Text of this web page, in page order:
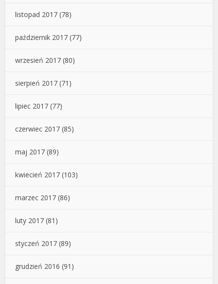
listopad 2017 (78)
październik 2017 (77)
wrzesień 2017 (80)
sierpień 2017 (71)
lipiec 2017 (77)
czerwiec 2017 (85)
maj 2017 (89)
kwiecień 2017 (103)
marzec 2017 (86)
luty 2017 (81)
styczeń 2017 (89)
grudzień 2016 (91)